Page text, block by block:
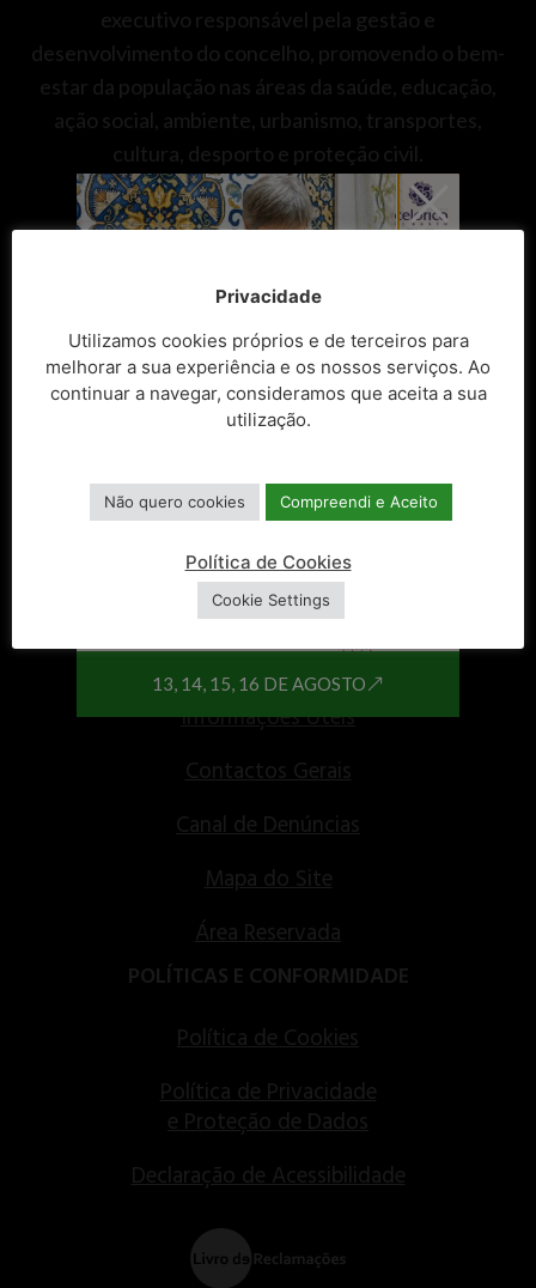
executivo responsável pela gestão e
desenvolvimento do concelho, promovendo o bem-
estar da população nas áreas da saúde, educação,
ação social, ambiente, urbanismo, transportes,
cultura, desporto e proteção civil.
ATALHOS
Balcão Único
Espaços do Cidadão
Balcão do Empreendedor
Recursos Humanos
Consulta Pública
Fundos Comunitários
Informações Úteis
Contactos Gerais
Canal de Denúncias
Mapa do Site
Área Reservada
POLÍTICAS E CONFORMIDADE
Política de Cookies
Política de Privacidade
e Proteção de Dados
Declaração de Acessibilidade
Privacidade
Utilizamos cookies próprios e de terceiros para
melhorar a sua experiência e os nossos serviços. Ao
continuar a navegar, consideramos que aceita a sua
utilização.
Não quero cookies Compreendi e Aceito
Política de Cookies
Cookie Settings
13, 14, 15, 16 DE AGOSTO